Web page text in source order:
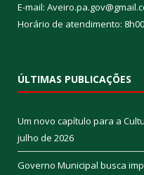
E-mail:
Horário de atendimento:
ÚLTIMAS PUBLICAÇÕES
Um novo capítulo para a
julho de 2026
Governo Municipal busca